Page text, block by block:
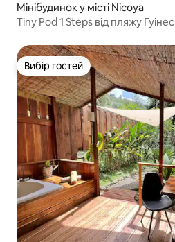
Мінібудинок у місті Nicoya
Tiny Pod 1 Steps від пляжу Гуінес
Вибір гостей
Вибір гостей